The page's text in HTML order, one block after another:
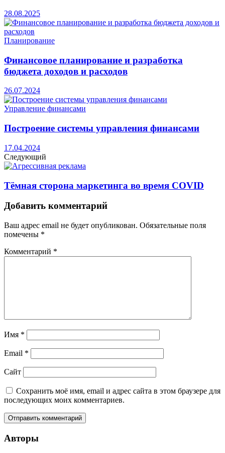
28.08.2025
Планирование
Финансовое планирование и разработка
бюджета доходов и расходов
26.07.2024
Управление финансами
Построение системы управления финансами
17.04.2024
Следующий
Тёмная сторона маркетинга во время COVID
Добавить комментарий
Ваш адрес email не будет опубликован. Обязательные поля
помечены *
Комментарий *
Имя *
Email *
Сайт
Сохранить моё имя, email и адрес сайта в этом браузере для
последующих моих комментариев.
Авторы